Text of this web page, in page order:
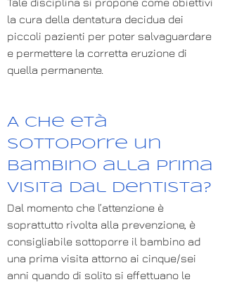
la cura della dentatura decidua dei
piccoli pazienti per poter salvaguardare
e permettere la corretta eruzione di
quella permanente.
A che età
sottoporre un
bambino alla prima
visita dal dentista?
Dal momento che l’attenzione è
soprattutto rivolta alla prevenzione, è
consigliabile sottoporre il bambino ad
una prima visita attorno ai cinque/sei
anni quando di solito si effettuano le